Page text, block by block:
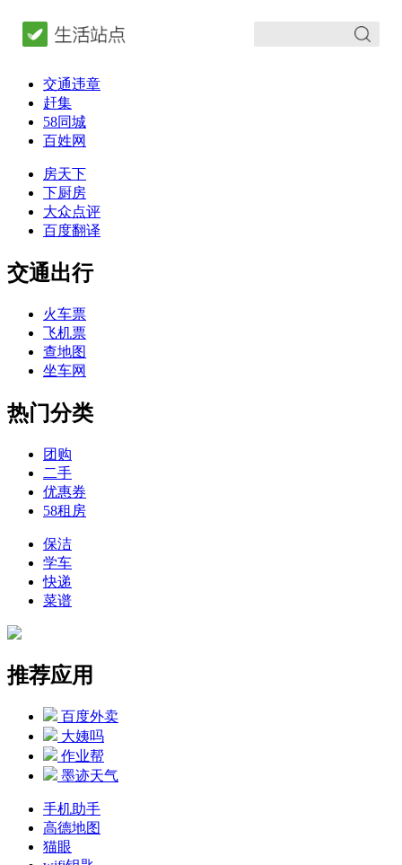
交通违章
赶集
58同城
百姓网
房天下
下厨房
大众点评
百度翻译
交通出行
火车票
飞机票
查地图
坐车网
热门分类
团购
二手
优惠券
58租房
保洁
学车
快递
菜谱
推荐应用
百度外卖
大姨吗
作业帮
墨迹天气
手机助手
高德地图
猫眼